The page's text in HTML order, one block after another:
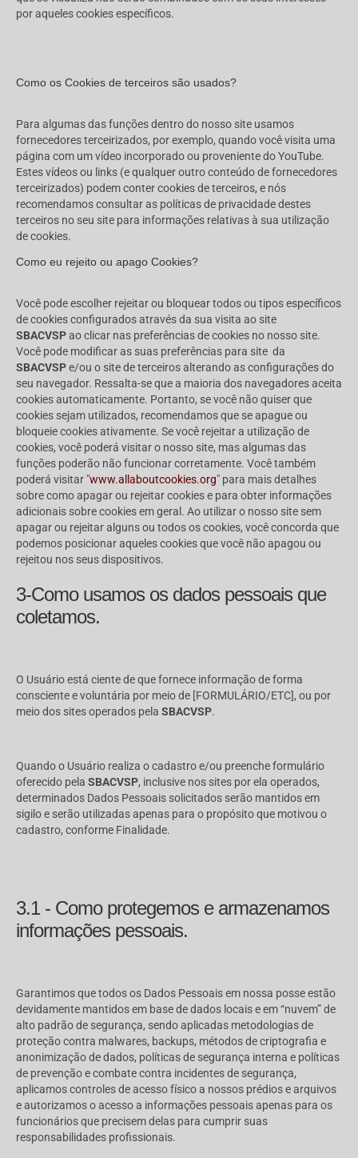
por aqueles cookies específicos.
Como os Cookies de terceiros são usados?
Para algumas das funções dentro do nosso site usamos
fornecedores terceirizados, por exemplo, quando você visita uma
página com um vídeo incorporado ou proveniente do YouTube.
Estes vídeos ou links (e qualquer outro conteúdo de fornecedores
terceirizados) podem conter cookies de terceiros, e nós
recomendamos consultar as políticas de privacidade destes
terceiros no seu site para informações relativas à sua utilização
de cookies.
Como eu rejeito ou apago Cookies?
Você pode escolher rejeitar ou bloquear todos ou tipos específicos
de cookies configurados através da sua visita ao site
SBACVSPao clicar nas preferências de cookies no nosso site.
Você pode modificar as suas preferências para site da
SBACVSPe/ou o site de terceiros alterando as configurações do
seu navegador. Ressalta-se que a maioria dos navegadores aceita
cookies automaticamente. Portanto, se você não quiser que
cookies sejam utilizados, recomendamos que se apague ou
bloqueie cookies ativamente. Se você rejeitar a utilização de
cookies, você poderá visitar o nosso site, mas algumas das
funções poderão não funcionar corretamente. Você também
poderá visitar "www.allaboutcookies.org" para mais detalhes
sobre como apagar ou rejeitar cookies e para obter informações
adicionais sobre cookies em geral. Ao utilizar o nosso site sem
apagar ou rejeitar alguns ou todos os cookies, você concorda que
podemos posicionar aqueles cookies que você não apagou ou
rejeitou nos seus dispositivos.
3-Como usamos os dados pessoais que
coletamos.
O Usuário está ciente de que fornece informação de forma
consciente e voluntária por meio de [FORMULÁRIO/ETC], ou por
meio dos sites operados pela SBACVSP.
Quando o Usuário realiza o cadastro e/ou preenche formulário
oferecido pela SBACVSP, inclusive nos sites por ela operados,
determinados Dados Pessoais solicitados serão mantidos em
sigilo e serão utilizadas apenas para o propósito que motivou o
cadastro, conforme Finalidade.
3.1 - Como protegemos e armazenamos
informações pessoais.
Garantimos que todos os Dados Pessoais em nossa posse estão
devidamente mantidos em base de dados locais e em “nuvem” de
alto padrão de segurança, sendo aplicadas metodologias de
proteção contra malwares, backups, métodos de criptografia e
anonimização de dados, políticas de segurança interna e políticas
de prevenção e combate contra incidentes de segurança,
aplicamos controles de acesso físico a nossos prédios e arquivos
e autorizamos o acesso a informações pessoais apenas para os
funcionários que precisem delas para cumprir suas
responsabilidades profissionais.